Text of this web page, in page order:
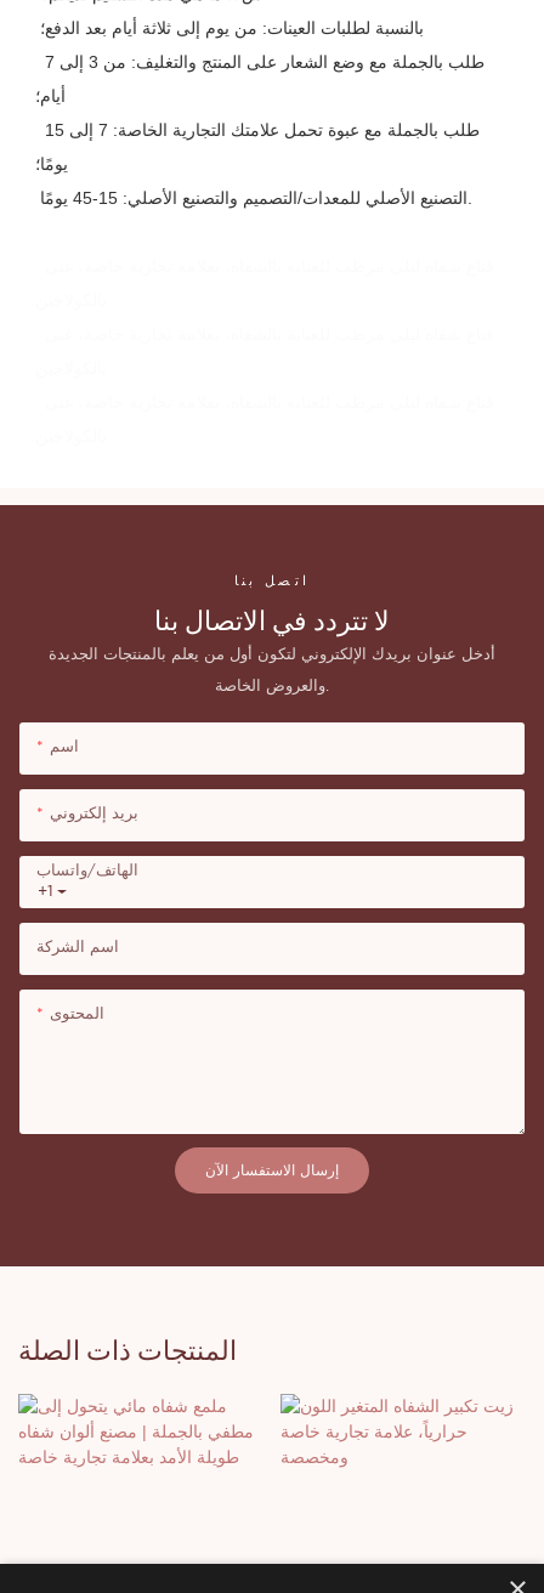
بالنسبة لطلبات العينات: من يوم إلى ثلاثة أيام بعد الدفع؛
أيام؛
يومًا؛
التصنيع الأصلي للمعدات/التصميم والتصنيع الأصلي: 15-45 يومًا.
اتصل بنا
لا تتردد في الاتصال بنا
أدخل عنوان بريدك الإلكتروني لتكون أول من يعلم بالمنتجات الجديدة
اسم
بريد إلكتروني
+1
الهاتف/واتساب
اسم الشركة
المحتوى
إرسال الاستفسار الآن
المنتجات ذات الصلة